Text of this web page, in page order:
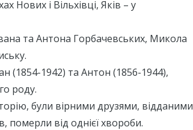
Нових і Вільхівці, Яків – у
та Антона Горбачевських, Микола
(1854-1942) та Антон (1856-1944),
роду.
були вірними друзями, відданими
померли від однієї хвороби.